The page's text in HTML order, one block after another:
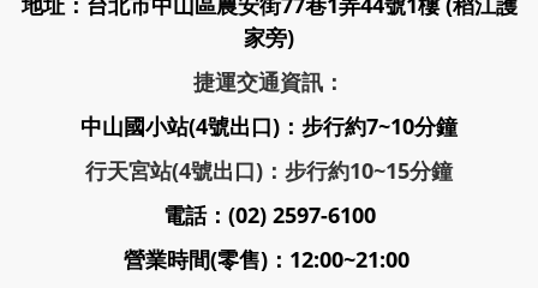
家旁)
捷運交通資訊：
中山國小站(4號出口)：步行約7~10分鐘
行天宮站(4號出口)：步行約10~15分鐘
電話：(02) 2597-6100
營業時間(零售)：12:00~21:00